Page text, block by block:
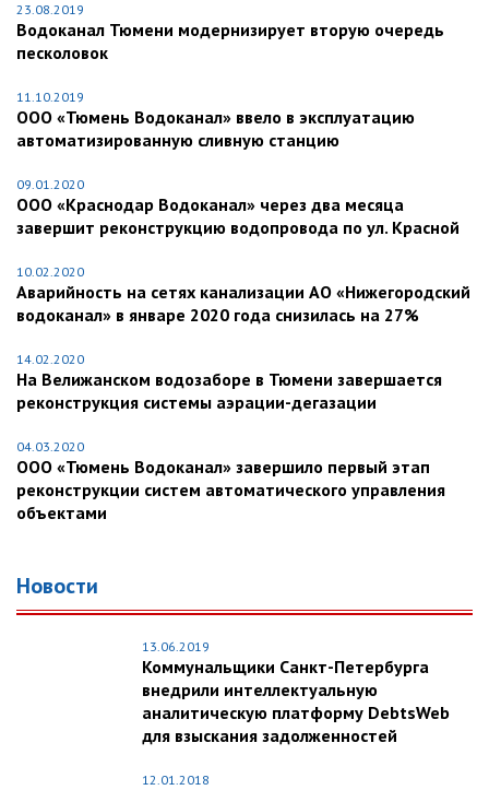
23.08.2019
Водоканал Тюмени модернизирует вторую очередь
песколовок
11.10.2019
ООО «Тюмень Водоканал» ввело в эксплуатацию
автоматизированную сливную станцию
09.01.2020
ООО «Краснодар Водоканал» через два месяца
завершит реконструкцию водопровода по ул. Красной
10.02.2020
Аварийность на сетях канализации АО «Нижегородский
водоканал» в январе 2020 года снизилась на 27%
14.02.2020
На Велижанском водозаборе в Тюмени завершается
реконструкция системы аэрации-дегазации
04.03.2020
ООО «Тюмень Водоканал» завершило первый этап
реконструкции систем автоматического управления
объектами
Новости
13.06.2019
Коммунальщики Санкт-Петербурга
внедрили интеллектуальную
аналитическую платформу DebtsWeb
для взыскания задолженностей
12.01.2018